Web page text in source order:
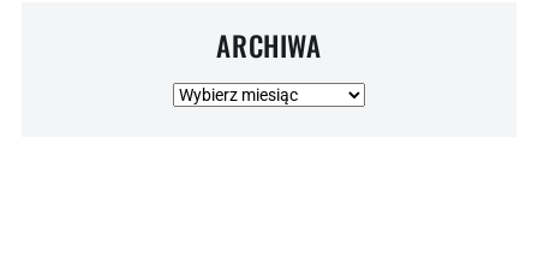
ARCHIWA
Archiwa